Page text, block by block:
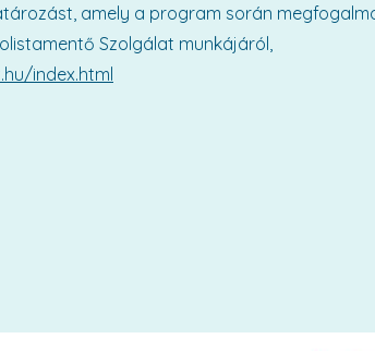
amely a program során
Szolgálat munkájáról,
index.html